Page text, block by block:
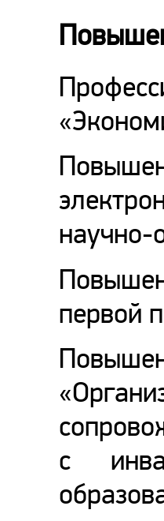
научно-
первой
с